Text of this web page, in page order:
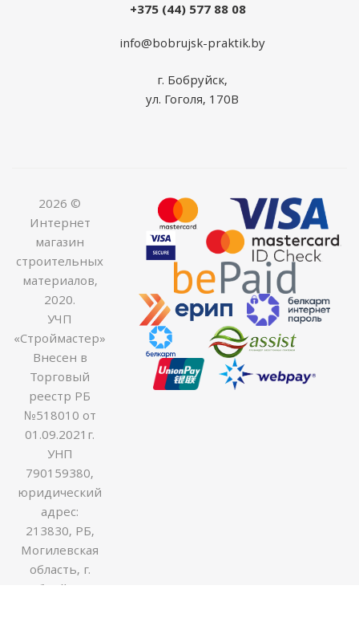
+375 (44) 577 88 08
info@bobrujsk-praktik.by
г. Бобруйск,
ул. Гоголя, 170В
2026 ©
Интернет
магазин
строительных
материалов,
2020.
УЧП
«Строймастер»
Внесен в
Торговый
реестр РБ
№518010 от
01.09.2021г.
УНП
790159380,
юридический
адрес:
213830, РБ,
Могилевская
область, г.
Бобруйск ул.